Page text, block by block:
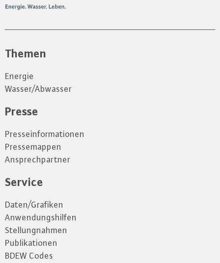
Themen
Energie
Wasser/Abwasser
Presse
Presseinformationen
Pressemappen
Ansprechpartner
Service
Daten/Grafiken
Anwendungshilfen
Stellungnahmen
Publikationen
BDEW Codes